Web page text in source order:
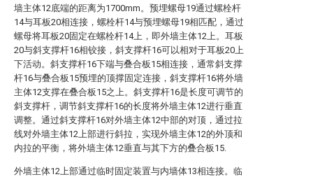
墙主体12底端的距离为1700mm。预埋螺母19通过螺栓杆
14与耳板20相连接，螺栓杆14与预埋螺母19相匹配，通过
螺母将耳板20固定在螺栓杆14上，即外墙主体12上。耳板
20与斜支撑杆16相铰接，斜支撑杆16可以相对于耳板20上
下活动。斜支撑杆16下端与叠合板15相连接，通常斜支撑
杆16与叠合板15预埋的顶撑固定连接，斜支撑杆16将外墙
主体12支撑在叠合板15之上。斜支撑杆16是长度可调节的
斜支撑杆，调节斜支撑杆16的长度将外墙主体12进行垂直
调整。通过斜支撑杆16对外墙主体12中部的对顶，通过拉
线对外墙主体12上部进行斜拉，实现外墙主体12的外顶和
内拉的平衡，将外墙主体12垂直与其下方的叠合板15.
外墙主体12上部通过临时固定装置与内墙体13相连接。临